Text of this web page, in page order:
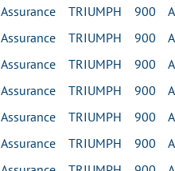
Assurance TRIUMPH 900
Assurance TRIUMPH 900
Assurance TRIUMPH 900
Assurance TRIUMPH 900
Assurance TRIUMPH 900
Assurance TRIUMPH 900